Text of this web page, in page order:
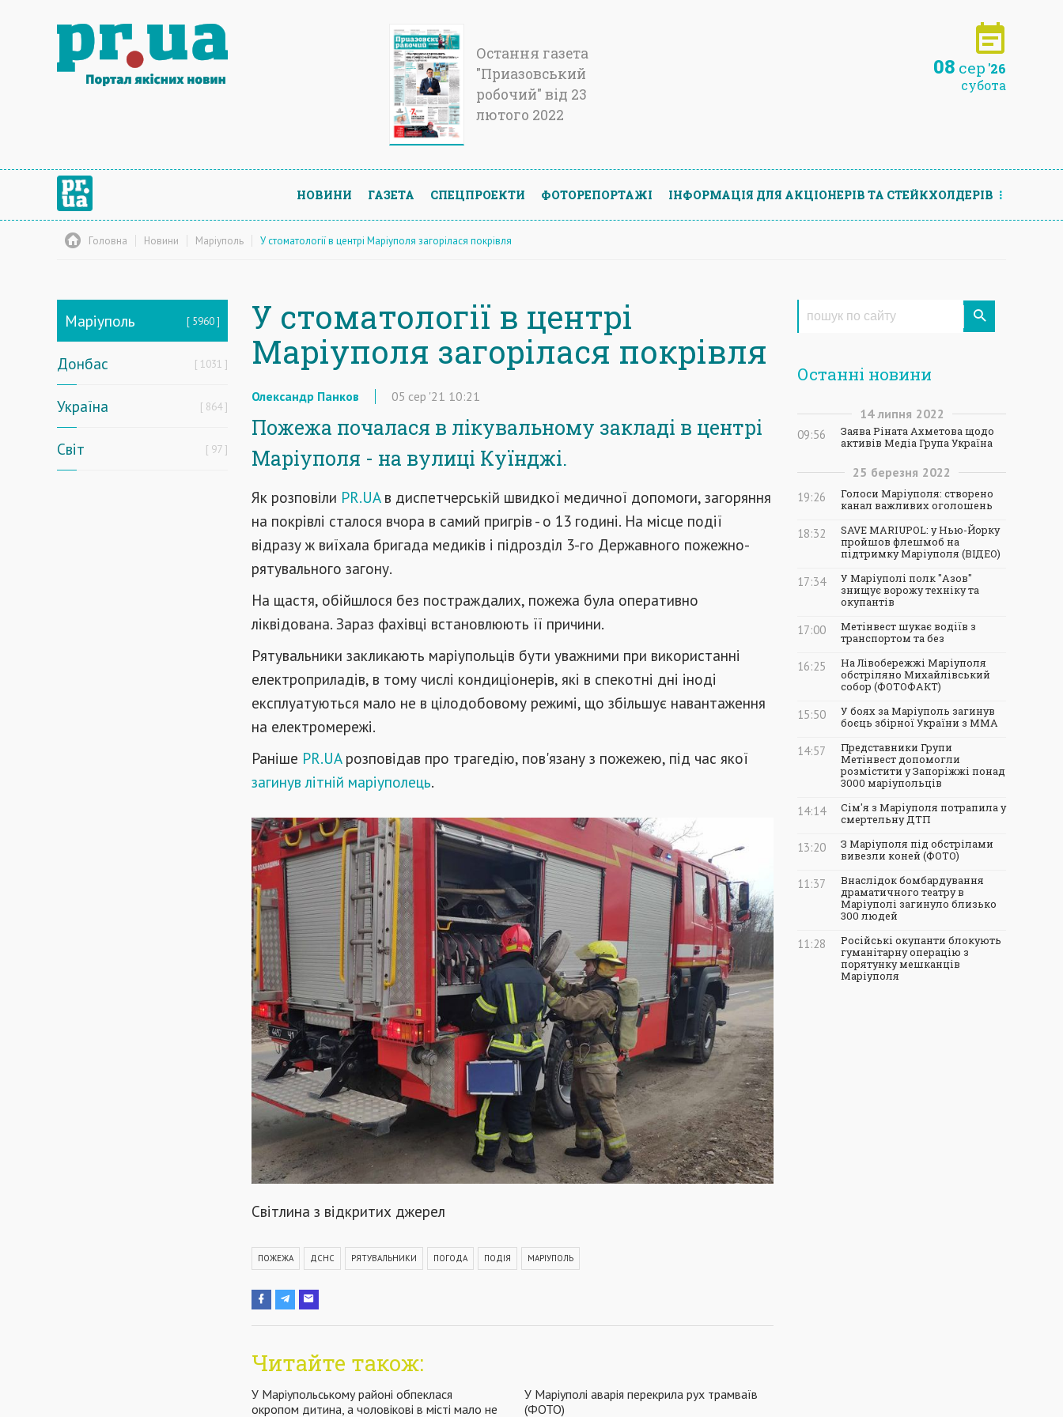
Остання газета
"Приазовський
робочий" від 23
лютого 2022
08 сер '26
субота
НОВИНИ ГАЗЕТА СПЕЦПРОЕКТИ ФОТОРЕПОРТАЖІ ІНФОРМАЦIЯ ДЛЯ АКЦIОНЕРIВ ТА СТЕЙКХОЛДЕРIВ
Головна Новини Маріуполь У стоматології в центрі Маріуполя загорілася покрівля
Маріуполь 5960
Донбас 1031
Україна 864
Світ 97
У стоматології в центрі
Маріуполя загорілася покрівля
Олександр Панков 05 сер '21 10:21
Пожежа почалася в лікувальному закладі в центрі
Маріуполя - на вулиці Куїнджі.
Як розповіли PR.UAв диспетчерській швидкої медичної допомоги, загоряння
на покрівлі сталося вчора в самий пригрів - о 13 годині. На місце події
відразу ж виїхала бригада медиків і підрозділ 3-го Державного пожежно-
рятувального загону.
На щастя, обійшлося без постраждалих, пожежа була оперативно
ліквідована. Зараз фахівці встановлюють її причини.
Рятувальники закликають маріупольців бути уважними при використанні
електроприладів, в тому числі кондиціонерів, які в спекотні дні іноді
експлуатуються мало не в цілодобовому режимі, що збільшує навантаження
на електромережі.
Раніше PR.UAрозповідав про трагедію, пов'язану з пожежею, під час якої
загинув літній маріуполець.
Світлина з відкритих джерел
ПОЖЕЖА ДСНС РЯТУВАЛЬНИКИ ПОГОДА ПОДІЯ МАРІУПОЛЬ
Читайте також:
У Маріупольському районі обпеклася
окропом дитина, а чоловікові в місті мало не
У Маріуполі аварія перекрила рух трамваїв
(ФОТО)
Останні новини
14 липня 2022
09:56
Заява Ріната Ахметова щодо
активів Медіа Група Україна
25 березня 2022
19:26
Голоси Маріуполя: створено
канал важливих оголошень
18:32
SAVE MARIUPOL: у Нью-Йорку
пройшов флешмоб на
підтримку Маріуполя (ВІДЕО)
17:34
У Маріуполі полк "Азов"
знищує ворожу техніку та
окупантів
17:00
Метінвест шукає водіїв з
транспортом та без
16:25
На Лівобережжі Маріуполя
обстріляно Михайлівський
собор (ФОТОФАКТ)
15:50
У боях за Маріуполь загинув
боєць збірної України з ММА
14:57
Представники Групи
Метінвест допомогли
розмістити у Запоріжжі понад
3000 маріупольців
14:14
Сім'я з Маріуполя потрапила у
смертельну ДТП
13:20
З Маріуполя під обстрілами
вивезли коней (ФОТО)
11:37
Внаслідок бомбардування
драматичного театру в
Маріуполі загинуло близько
300 людей
11:28
Російські окупанти блокують
гуманітарну операцію з
порятунку мешканців
Маріуполя